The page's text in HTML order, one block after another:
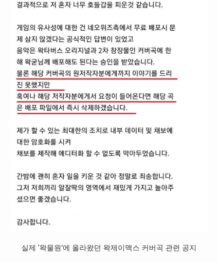
실제 ‘왁물원’에 올라왔던 왁제이맥스 커버곡 관련 공지